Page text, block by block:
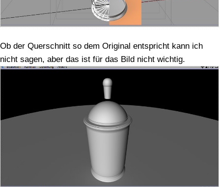
Ob der Querschnitt so dem Original entspricht kann ich
nicht sagen, aber das ist für das Bild nicht wichtig.